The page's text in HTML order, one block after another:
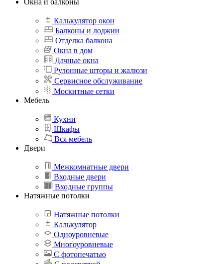
Окна и балконы
Калькулятор окон
Балконы и лоджии
Отделка балкона
Окна в дом
Дачные окна
Рулонные шторы и жалюзи
Сервисное обслуживание
Москитные сетки
Мебель
Кухни
Шкафы
Вся мебель
Двери
Межкомнатные двери
Входные двери
Входные группы
Натяжные потолки
Натяжные потолки
Калькулятор
Одноуровневые
Многоуровневые
С фотопечатью